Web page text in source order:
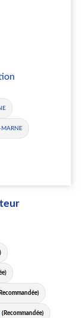
MARNE
(Recommandée)